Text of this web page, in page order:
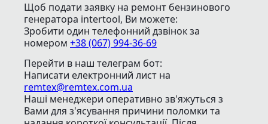
Щоб подати заявку на ремонт бензинового
генератора intertool, Ви можете:
Зробити один телефонний дзвінокза
номером +38 (067) 994-36-69
Перейти в наш телеграм бот:
Написати електронний лист на
remtex@remtex.com.ua
Наші менеджери оперативно зв'яжуться з
Вами для з'ясування причини поломки та